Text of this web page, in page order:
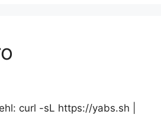
curl -sL https://yabs.sh |